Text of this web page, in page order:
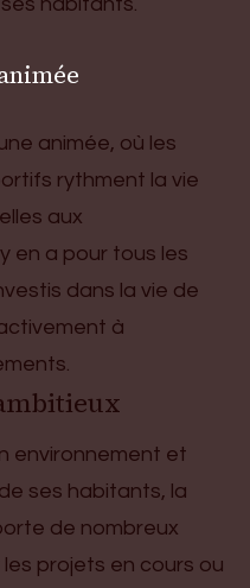
animée, où les
rythment la vie
aux
en a pour tous les
dans la vie de
à
environnement et
ses habitants, la
de nombreux
projets en cours ou